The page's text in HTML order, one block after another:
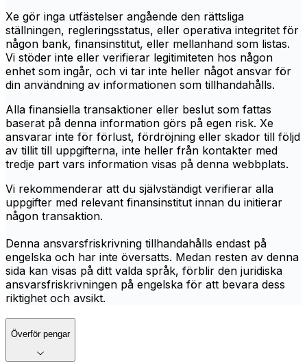
Xe gör inga utfästelser angående den rättsliga
ställningen, regleringsstatus, eller operativa integritet för
någon bank, finansinstitut, eller mellanhand som listas.
Vi stöder inte eller verifierar legitimiteten hos någon
enhet som ingår, och vi tar inte heller något ansvar för
din användning av informationen som tillhandahålls.
Alla finansiella transaktioner eller beslut som fattas
baserat på denna information görs på egen risk. Xe
ansvarar inte för förlust, fördröjning eller skador till följd
av tillit till uppgifterna, inte heller från kontakter med
tredje part vars information visas på denna webbplats.
Vi rekommenderar att du självständigt verifierar alla
uppgifter med relevant finansinstitut innan du initierar
någon transaktion.
Denna ansvarsfriskrivning tillhandahålls endast på
engelska och har inte översatts. Medan resten av denna
sida kan visas på ditt valda språk, förblir den juridiska
ansvarsfriskrivningen på engelska för att bevara dess
riktighet och avsikt.
Överför pengar